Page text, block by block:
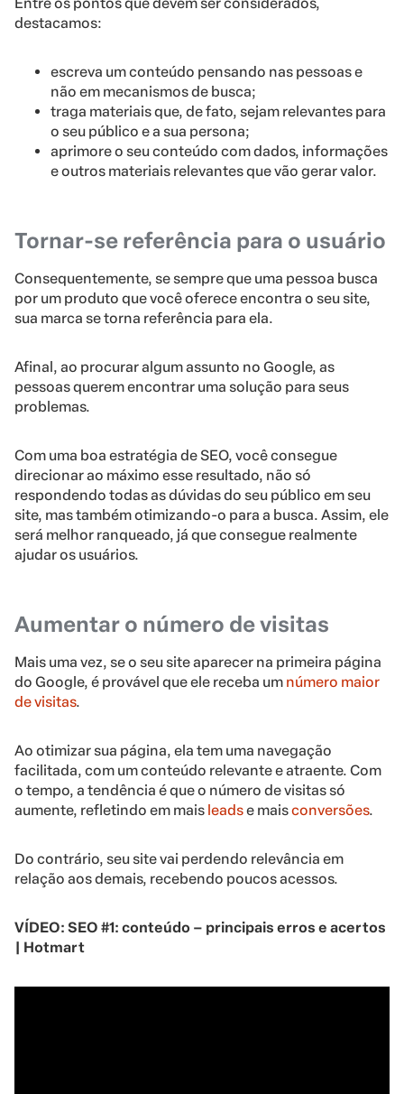
Entre os pontos que devem ser considerados,
destacamos:
escreva um conteúdo pensando nas pessoas e
não em mecanismos de busca;
traga materiais que, de fato, sejam relevantes para
o seu público e a sua persona;
aprimore o seu conteúdo com dados, informações
e outros materiais relevantes que vão gerar valor.
Tornar-se referência para o usuário
Consequentemente, se sempre que uma pessoa busca
por um produto que você oferece encontra o seu site,
sua marca se torna referência para ela.
Afinal, ao procurar algum assunto no Google, as
pessoas querem encontrar uma solução para seus
problemas.
Com uma boa estratégia de SEO, você consegue
direcionar ao máximo esse resultado, não só
respondendo todas as dúvidas do seu público em seu
site, mas também otimizando-o para a busca. Assim, ele
será melhor ranqueado, já que consegue realmente
ajudar os usuários.
Aumentar o número de visitas
Mais uma vez, se o seu site aparecer na primeira página
do Google, é provável que ele receba um número maior
de visitas.
Ao otimizar sua página, ela tem uma navegação
facilitada, com um conteúdo relevante e atraente. Com
o tempo, a tendência é que o número de visitas só
aumente, refletindo em mais leadse maisconversões.
Do contrário, seu site vai perdendo relevância em
relação aos demais, recebendo poucos acessos.
VÍDEO: SEO #1: conteúdo – principais erros e acertos
| Hotmart